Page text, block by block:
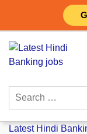
content
Search
Latest Hindi